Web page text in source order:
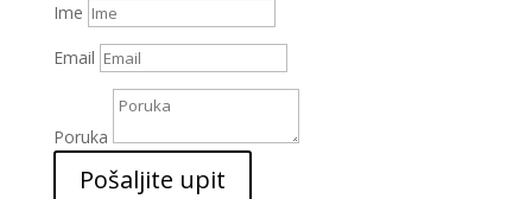
Ime
Email
Poruka
Pošaljite upit